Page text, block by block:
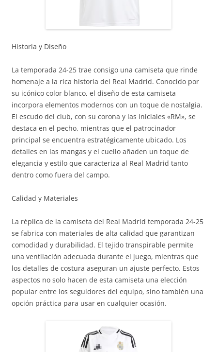
Historia y Diseño
La temporada 24-25 trae consigo una camiseta que rinde
homenaje a la rica historia del Real Madrid. Conocido por
su icónico color blanco, el diseño de esta camiseta
incorpora elementos modernos con un toque de nostalgia.
El escudo del club, con su corona y las iniciales «RM», se
destaca en el pecho, mientras que el patrocinador
principal se encuentra estratégicamente ubicado. Los
detalles en las mangas y el cuello añaden un toque de
elegancia y estilo que caracteriza al Real Madrid tanto
dentro como fuera del campo.
Calidad y Materiales
La réplica de la camiseta del Real Madrid temporada 24-25
se fabrica con materiales de alta calidad que garantizan
comodidad y durabilidad. El tejido transpirable permite
una ventilación adecuada durante el juego, mientras que
los detalles de costura aseguran un ajuste perfecto. Estos
aspectos no solo hacen de esta camiseta una elección
popular entre los seguidores del equipo, sino también una
opción práctica para usar en cualquier ocasión.